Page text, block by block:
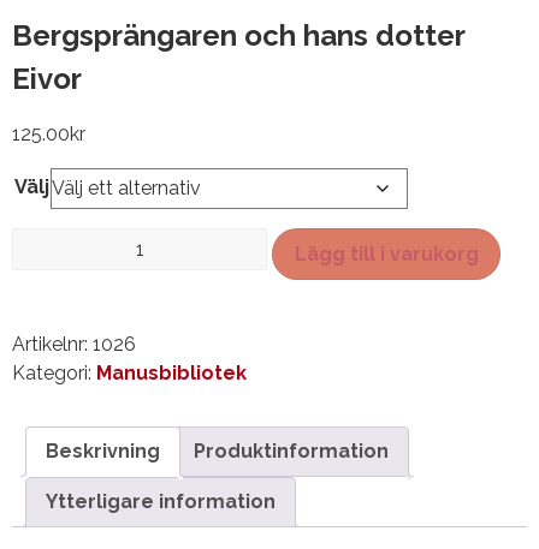
Bergsprängaren och hans dotter
Eivor
125.00kr
Välj
Bergsprängaren
Eivor
mängd
Lägg till i varukorg
Artikelnr: 1026
Kategori: Manusbibliotek
Beskrivning Produktinformation
Ytterligare information